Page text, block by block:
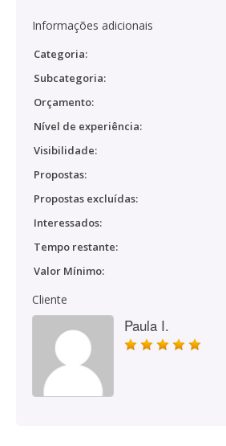
Informações adicionais
Categoria:
Subcategoria:
Orçamento:
Nível de experiência:
Visibilidade:
Propostas:
Propostas excluídas:
Interessados:
Tempo restante:
Valor Mínimo:
Cliente
Paula I.